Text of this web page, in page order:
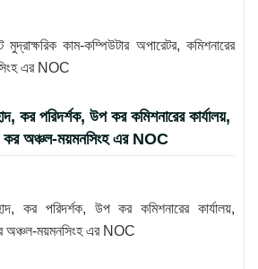
কাম-কম্পিউটার অপারেটর, কমিশনারের
এর NOC
কর পরিদর্শক, উপ কর কমিশনারের কার্যালয়,
কর অঞ্চল-ময়মনসিংহ এর NOC
কর পরিদর্শক, উপ কর কমিশনারের কার্যালয়,
অঞ্চল-ময়মনসিংহ এর NOC